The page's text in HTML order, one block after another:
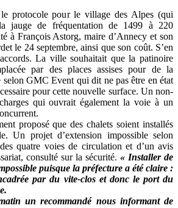
protocole pour le village des Alpes (qui
la jauge de fréquentation de 1499 à 220
à François Astorg, maire d’Annecy et son
le 24 septembre, ainsi que son coût. S’en
La ville souhaitait que la patinoire
par des places assises pour de la
selon GMC Event qui dit ne pas être en état
pour cette nouvelle surface. Un non-
qui ouvrait également la voie à un
proposé que des chalets soient installés
Un projet d’extension impossible selon
quatre voies de circulation et d’un avis
consulté sur la sécurité. « Installer de
puisque la préfecture a été claire :
par du vite-clos et donc le port du
un recommandé nous informant de